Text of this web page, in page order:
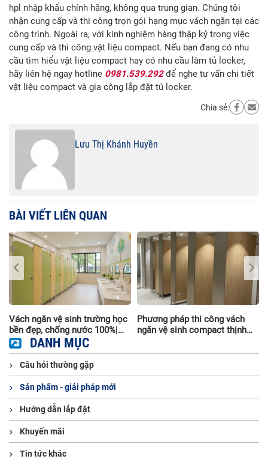
hpl nhập khẩu chính hãng, không qua trung gian. Chúng tôi
nhận cung cấp và thi công trọn gói hạng mục vách ngăn tại các
công trình. Ngoài ra, với kinh nghiệm hàng thập kỷ trong việc
cung cấp và thi công vật liệu compact. Nếu bạn đang có nhu
cầu tìm hiểu vật liệu compact hay có nhu cầu làm tủ locker,
hãy liên hệ ngay hotline 0981.539.292để nghe tư vấn chi tiết
vật liệu compact và gia công lắp đặt tủ locker.
Chia sẻ:
Lưu Thị Khánh Huyền
BÀI VIẾT LIÊN QUAN
Vách ngăn vệ sinh trường học
bền đẹp, chống nước 100%|
Thi công trọn gói
Phương pháp thi công vách
ngăn vệ sinh compact thịnh
DANH MỤC
Câu hỏi thường gặp
Sản phẩm - giải pháp mới
Hướng dẫn lắp đặt
Khuyến mãi
Tin tức khác